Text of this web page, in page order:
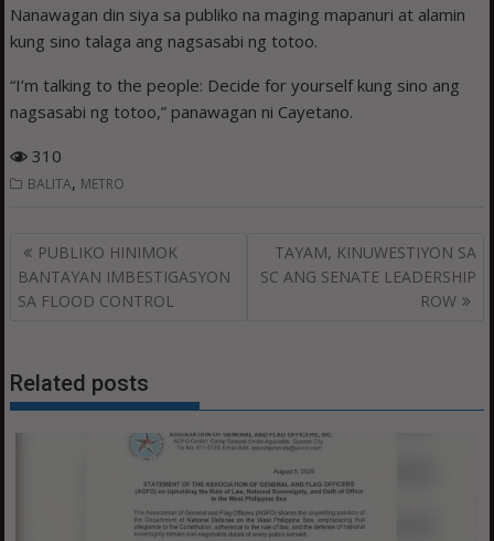
Nanawagan din siya sa publiko na maging mapanuri at alamin
kung sino talaga ang nagsasabi ng totoo.
“I’m talking to the people: Decide for yourself kung sino ang
nagsasabi ng totoo,” panawagan ni Cayetano.
310
BALITA, METRO
Post
navigation
PUBLIKO HINIMOK
BANTAYAN IMBESTIGASYON
SA FLOOD CONTROL
TAYAM, KINUWESTIYON SA
SC ANG SENATE LEADERSHIP
ROW
Related posts